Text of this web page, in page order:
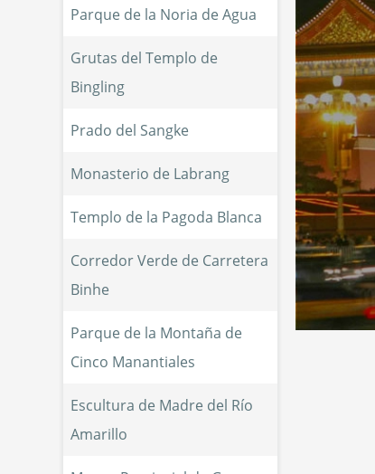
Parque de la Noria de Agua
Grutas del Templo de
Bingling
Prado del Sangke
Monasterio de Labrang
Templo de la Pagoda Blanca
Corredor Verde de Carretera
Binhe
Parque de la Montaña de
Cinco Manantiales
Escultura de Madre del Río
Amarillo